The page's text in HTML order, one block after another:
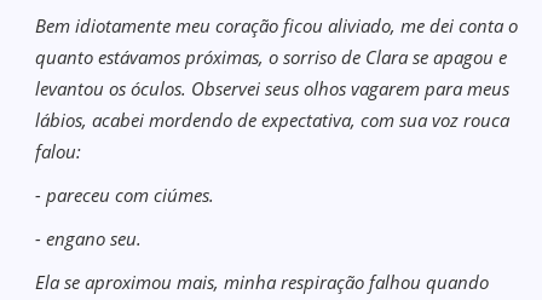
Bem idiotamente meu coração ficou aliviado, me dei conta o
quanto estávamos próximas, o sorriso de Clara se apagou e
levantou os óculos. Observei seus olhos vagarem para meus
lábios, acabei mordendo de expectativa, com sua voz rouca
falou:
- pareceu com ciúmes.
- engano seu.
Ela se aproximou mais, minha respiração falhou quando